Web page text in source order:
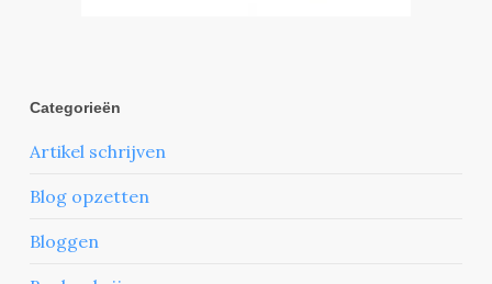
Categorieën
Artikel schrijven
Blog opzetten
Bloggen